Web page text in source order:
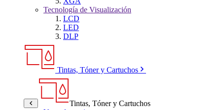
Tecnología de Visualización
LCD
LED
DLP
Tintas, Tóner y Cartuchos
Tintas, Tóner y Cartuchos